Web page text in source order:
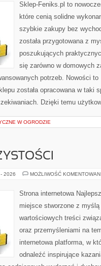
Sklep-Feniks.pl to
które cenią solidne
szybkie zakupy bez
została przygotowana z
poszukujących
się zarówno w domowych
potrzeb. Nowości to
została opracowana w taki
Dzięki temu
W OGRODZIE
2026 MOŻLIWOŚĆ
Strona internetowa
miejsce stworzone z
wartościowych treści
oraz przemyśleniami na
internetowa platforma, w
odnaleźć inspirujące